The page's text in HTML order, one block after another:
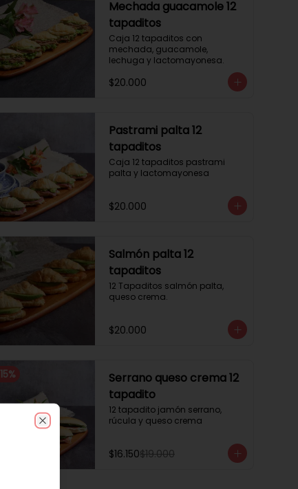
Mechada guacamole 12
tapaditos
Caja 12 tapaditos con
mechada, guacamole,
lechuga y lactomayonesa.
$20.000
Pastrami palta 12
tapaditos
Caja 12 tapaditos pastrami
palta y lactomayonesa
$20.000
Salmón palta 12
tapaditos
12 Tapaditos salmón palta,
queso crema.
$20.000
15%
Serrano queso crema 12
tapadito
12 tapadito jamón serrano,
rúcula y queso crema
$16.150$19.000
Close